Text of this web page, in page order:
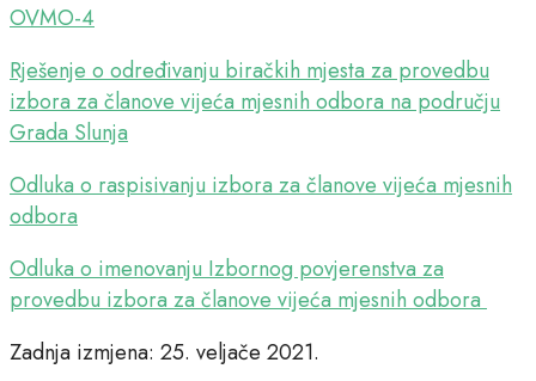
OVMO-4
Rješenje o određivanju biračkih mjesta za provedbu
izbora za članove vijeća mjesnih odbora na području
Grada Slunja
Odluka o raspisivanju izbora za članove vijeća mjesnih
odbora
Odluka o imenovanju Izbornog povjerenstva za
provedbu izbora za članove vijeća mjesnih odbora
Zadnja izmjena: 25. veljače 2021.